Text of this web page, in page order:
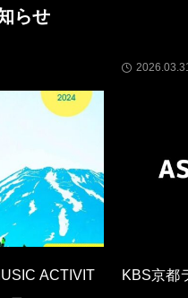
らせ
ACTIVIT
KBS京都